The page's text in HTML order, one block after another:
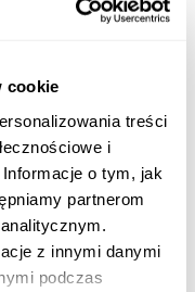
cookie
treści
i
o tym, jak
partnerom
z innymi danymi
podczas
640PLN
WYNAJEM